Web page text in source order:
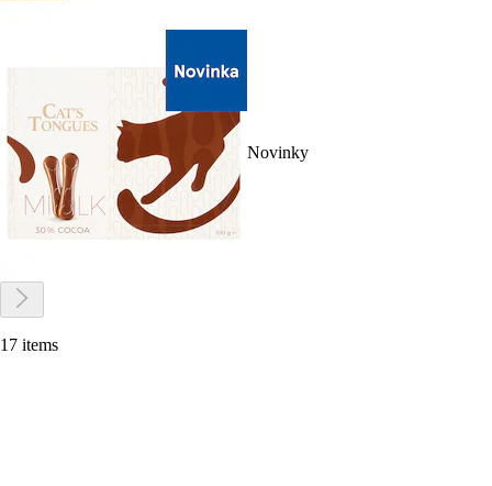
Novinky
17 items